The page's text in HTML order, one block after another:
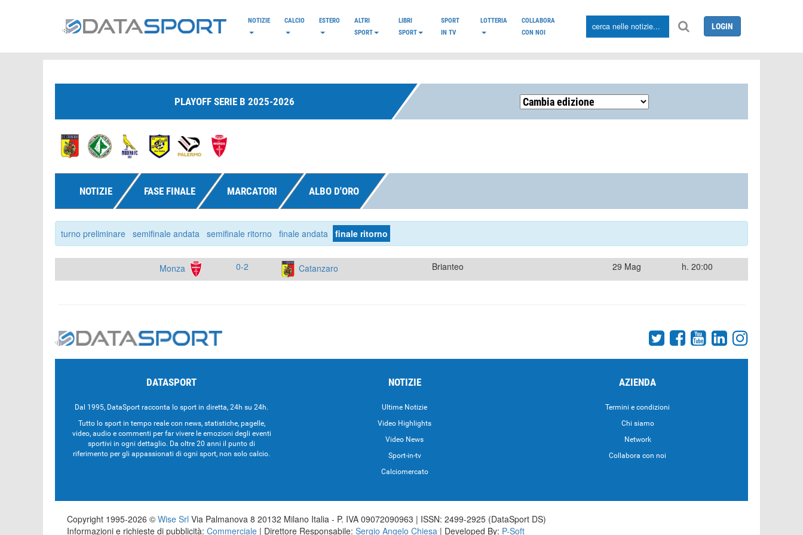
NOTIZIE CALCIO ESTERO
ALTRI
SPORT
LIBRI
SPORT
SPORT
IN TV
LOTTERIA
COLLABORA
CON NOI
LOGIN
PLAYOFF SERIE B 2025-2026
NOTIZIE FASE FINALE MARCATORI ALBO D'ORO
turno preliminare semifinale andata semifinale ritorno finale andata finale ritorno
Monza 0-2 Catanzaro Brianteo 29 Mag h. 20:00
DATASPORT
Dal 1995, DataSport racconta lo sport in diretta, 24h su 24h.
Tutto lo sport in tempo reale con news, statistiche, pagelle,
video, audio e commenti per far vivere le emozioni degli eventi
sportivi in ogni dettaglio. Da oltre 20 anni il punto di
riferimento per gli appassionati di ogni sport, non solo calcio.
NOTIZIE
Ultime Notizie
Video Highlights
Video News
Sport-in-tv
Calciomercato
AZIENDA
Termini e condizioni
Chi siamo
Network
Collabora con noi
Copyright 1995-2026 © Wise Srl Via Palmanova 8 20132 Milano Italia - P. IVA 09072090963 | ISSN: 2499-2925 (DataSport DS)
Informazioni e richieste di pubblicità: Commerciale | Direttore Responsabile: Sergio Angelo Chiesa | Developed By: P-Soft